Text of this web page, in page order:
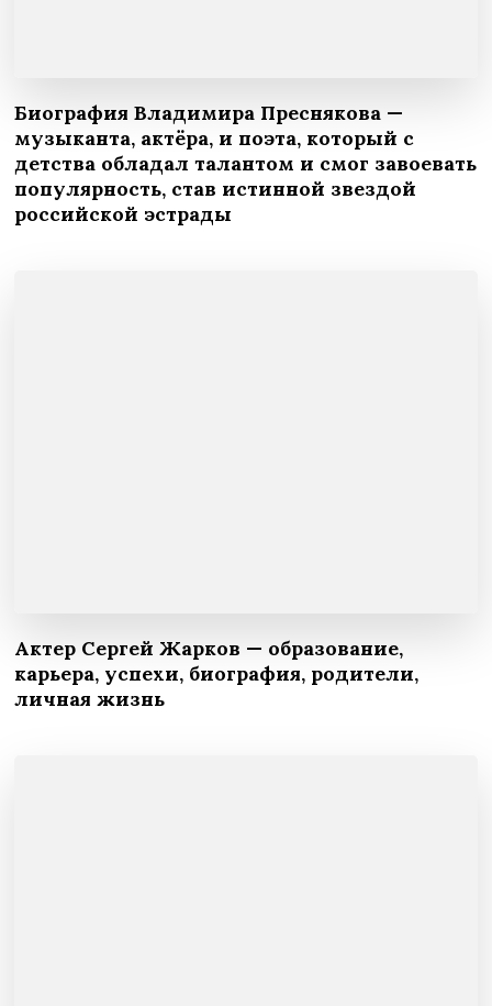
Биография Владимира Преснякова —
музыканта, актёра, и поэта, который с
детства обладал талантом и смог завоевать
популярность, став истинной звездой
российской эстрады
Актер Сергей Жарков — образование,
карьера, успехи, биография, родители,
личная жизнь